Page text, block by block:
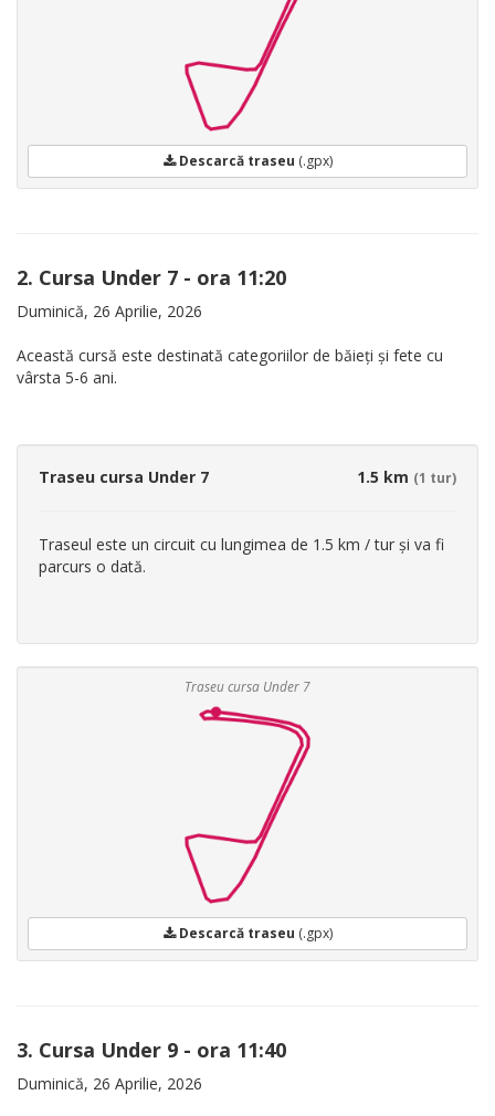
Descarcă traseu (.gpx)
2. Cursa Under 7 - ora 11:20
Duminică, 26 Aprilie, 2026
Această cursă este destinată categoriilor de băieți și fete cu
vârsta 5-6 ani.
Traseu cursa Under 7 1.5 km (1 tur)
Traseul este un circuit cu lungimea de 1.5 km / tur și va fi
parcurs o dată.
Traseu cursa Under 7
Descarcă traseu (.gpx)
3. Cursa Under 9 - ora 11:40
Duminică, 26 Aprilie, 2026